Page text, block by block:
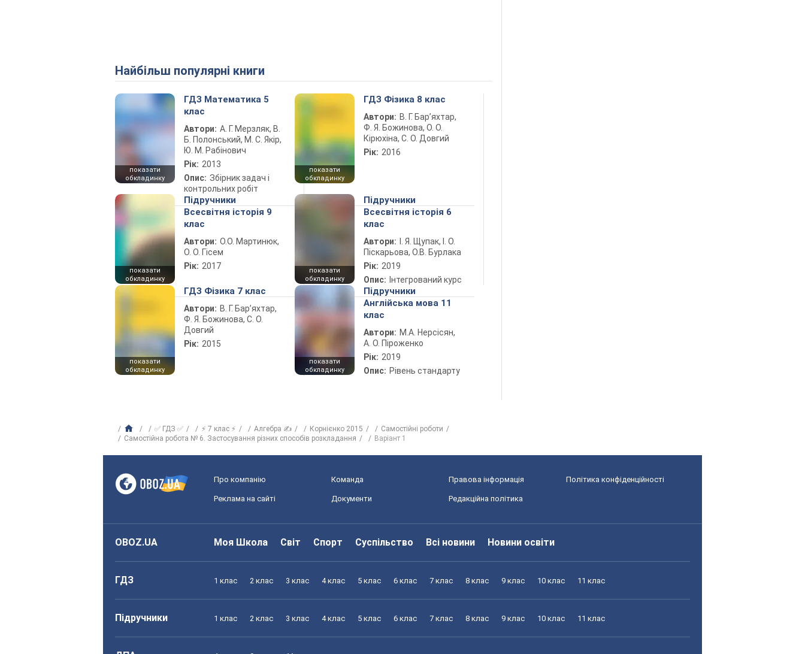
Найбільш популярні книги
показати
обкладинку
ГДЗ Математика 5
клас
Автори: А. Г. Мерзляк, В.
Б. Полонський, М. С. Якір,
Ю. М. Рабінович
Рік: 2013
Опис: Збірник задач і
контрольних робіт
показати
обкладинку
ГДЗ Фізика 8 клас
Автори: В. Г. Бар’яхтар,
Ф. Я. Божинова, О. О.
Кірюхіна, С. О. Довгий
Рік: 2016
показати
обкладинку
Підручники
Всесвітня історія 9
клас
Автори: О.О. Мартинюк,
О. О. Гісем
Рік: 2017
показати
обкладинку
Підручники
Всесвітня історія 6
клас
Автори:
І. Я. Щупак, І. О.
Піскарьова, О.В. Бурлака
Рік: 2019
Опис: Інтегрований курс
показати
обкладинку
ГДЗ Фізика 7 клас
Автори: В. Г. Бар’яхтар,
Ф. Я. Божинова, С. О.
Довгий
Рік: 2015
показати
обкладинку
Підручники
Англійська мова 11
клас
Автори: М.А. Нерсісян,
А. О. Піроженко
Рік: 2019
Опис: Рівень стандарту
✅ ГДЗ ✅ ⚡ 7 клас ⚡ Алгебра ✍ Корнієнко 2015
Самостійні роботи
Самостійна робота № 6. Застосування різних способів розкладання
Варіант 1
Про компанію Команда Правова інформація Політика конфіденційності
Реклама на сайті Документи Редакційна політика
OBOZ.UA Моя Школа Світ Спорт Суспільство Всі новини Новини освіти
ГДЗ 1 клас 2 клас 3 клас 4 клас 5 клас 6 клас 7 клас 8 клас 9 клас 10 клас 11 клас
Підручники 1 клас 2 клас 3 клас 4 клас 5 клас 6 клас 7 клас 8 клас 9 клас 10 клас 11 клас